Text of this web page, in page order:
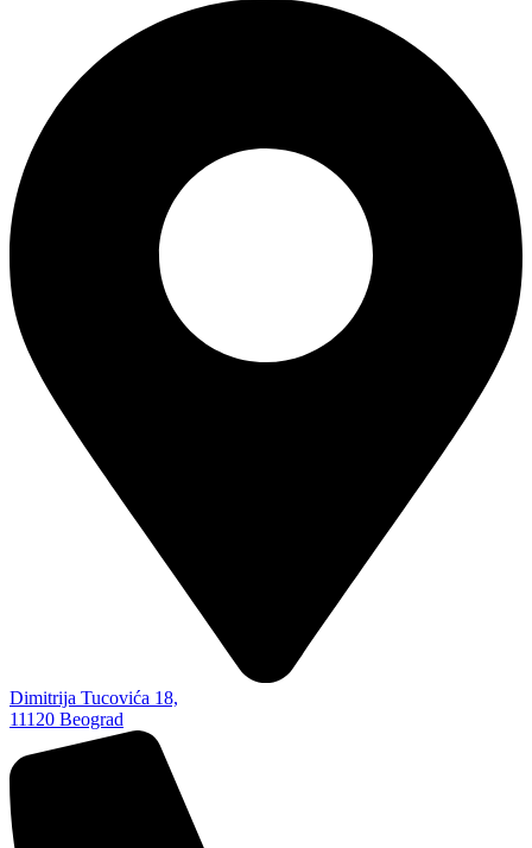
Dimitrija Tucovića 18,
11120 Beograd